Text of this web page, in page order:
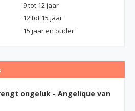
9 tot 12 jaar
12 tot 15 jaar
15 jaar en ouder
ongeluk - Angelique van